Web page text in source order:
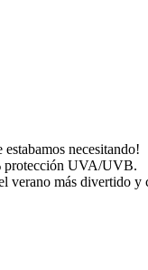
necesitando!
protección UVA/UVB.
verano más divertido y